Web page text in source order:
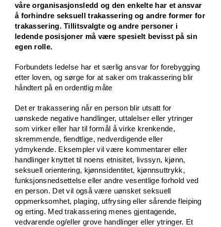
våre organisasjonsledd og den enkelte har et ansvar
å forhindre seksuell trakassering og andre former for
trakassering. Tillitsvalgte og andre personer i
ledende posisjoner må være spesielt bevisst på sin
egen rolle.
Forbundets ledelse har et særlig ansvar for forebygging
etter loven, og sørge for at saker om trakassering blir
håndtert på en ordentlig måte
Det er trakassering når en person blir utsatt for
uønskede negative handlinger, uttalelser eller ytringer
som virker eller har til formål å virke krenkende,
skremmende, fiendtlige, nedverdigende eller
ydmykende. Eksempler vil være kommentarer eller
handlinger knyttet til noens etnisitet, livssyn, kjønn,
seksuell orientering, kjønnsidentitet, kjønnsuttrykk,
funksjonsnedsettelse eller andre vesentlige forhold ved
en person. Det vil også være uønsket seksuell
oppmerksomhet, plaging, utfrysing eller sårende fleiping
og erting. Med trakassering menes gjentagende,
vedvarende og/eller grove handlinger eller ytringer. Et